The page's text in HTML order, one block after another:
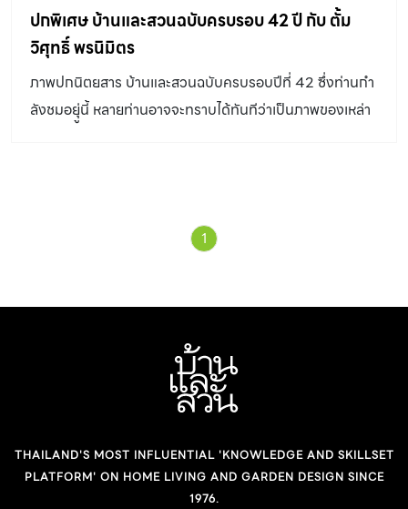
คุณปอบอกว่าเขาชอบวาดรูปมาตั้งแต่เรียนอยู่คณะสถาปัตย์
ส่วนใหญ่วาดเป็นภาพลายเส้นการ์ตูนง่ายๆ ที่แฝงความเหมือน
จริงของชีวิตไว้จนกระทั่งเพื่อนๆ และรุ่นพี่มาเห็นก็แนะนำให้
ลองนำรูปทั้งหมดนี้ไปสร้างเพจของตัวเองดู ปกพิเศษ “ตอน
นั้นเรียนอยู่ปี 3 และก็เลยลองทำเพจชื่อว่าPstaryu ที่มาจาก
ผ้า ไปเที่ยวห้างกับเพื่อน ผ่านคาแร็กเตอร์คนที่เป็นลายเส้น
ง่ายๆ อยู่ในอายุช่วงประมาณวัยรุ่นและวัยทำงาน ไม่ดูการ์ตูน
ถึงและเข้าใจได้ง่ายๆ” ด้วยเสน่ห์ลายเส้นง่ายๆ แบบนี้เองที่ทำให้
ผลงานของคุณปอได้รับการติดต่อจากทาง Netflix ให้วาดรูป
เกี่ยวกับกิจกรรมเวลาผู้คนนั่งดูรายการ ต่างๆ ของ Netflix
อยู่ที่บ้าน และได้วาดรูป ประกอบคอนเทนต์ทางออนไลน์ต่างๆ
ปกพิเศษ บ้านและสวนฉบับครบรอบ 42 ปี กับ ตั้ม
วิศุทธิ์ พรนิมิตร
ภาพปกนิตยสาร บ้านและสวนฉบับครบรอบปีที่ 42 ซึ่งท่านกำ
ลังชมอยุู่นี้ หลายท่านอาจจะทราบได้ทันทีว่าเป็นภาพของเหล่า
Japan Media Art Festival เมื่อปี ค.ศ. 2009 และ ยังมี
นิทรรศการแสดงงานทั้งในไทยและต่างประเทศ อย่างไม่ขาด
1
THAILAND'S MOST INFLUENTIAL 'KNOWLEDGE AND SKILLSET
PLATFORM' ON HOME LIVING AND GARDEN DESIGN SINCE
1976.